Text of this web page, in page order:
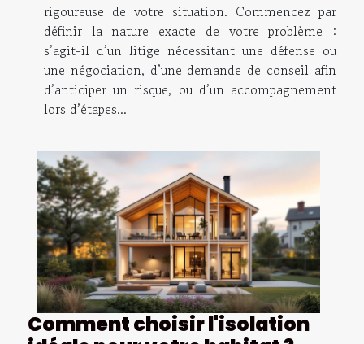
rigoureuse de votre situation. Commencez par
définir la nature exacte de votre problème :
s’agit-il d’un litige nécessitant une défense ou
une négociation, d’une demande de conseil afin
d’anticiper un risque, ou d’un accompagnement
lors d’étapes...
Comment choisir l'isolation